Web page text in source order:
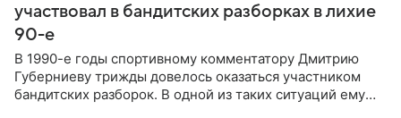
участвовал в бандитских разборках в лихие
90-е
В 1990-е годы спортивному комментатору Дмитрию
Губерниеву трижды довелось оказаться участником
бандитских разборок. В одной из таких ситуаций ему